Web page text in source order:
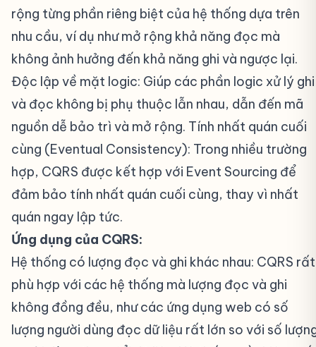
rộng từng phần riêng biệt của hệ thống dựa trên
nhu cầu, ví dụ như mở rộng khả năng đọc mà
không ảnh hưởng đến khả năng ghi và ngược lại.
Độc lập về mặt logic: Giúp các phần logic xử lý ghi
và đọc không bị phụ thuộc lẫn nhau, dẫn đến mã
nguồn dễ bảo trì và mở rộng. Tính nhất quán cuối
cùng (Eventual Consistency): Trong nhiều trường
hợp, CQRS được kết hợp với Event Sourcing để
đảm bảo tính nhất quán cuối cùng, thay vì nhất
quán ngay lập tức.
Ứng dụng của CQRS:
Hệ thống có lượng đọc và ghi khác nhau: CQRS rất
phù hợp với các hệ thống mà lượng đọc và ghi
không đồng đều, như các ứng dụng web có số
lượng người dùng đọc dữ liệu rất lớn so với số